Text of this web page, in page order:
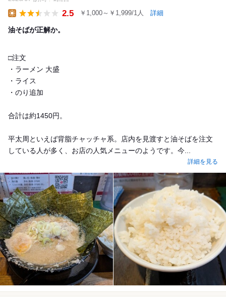
2.5 ￥1,000～￥1,999/1人 詳細
油そばが正解か。
□注文
・ラーメン 大盛
・ライス
・のり追加
合計は約1450円。
平太周といえば背脂チャッチャ系。店内を見渡すと油そばを注文
している人が多く、お店の人気メニューのようです。今...
詳細を見る